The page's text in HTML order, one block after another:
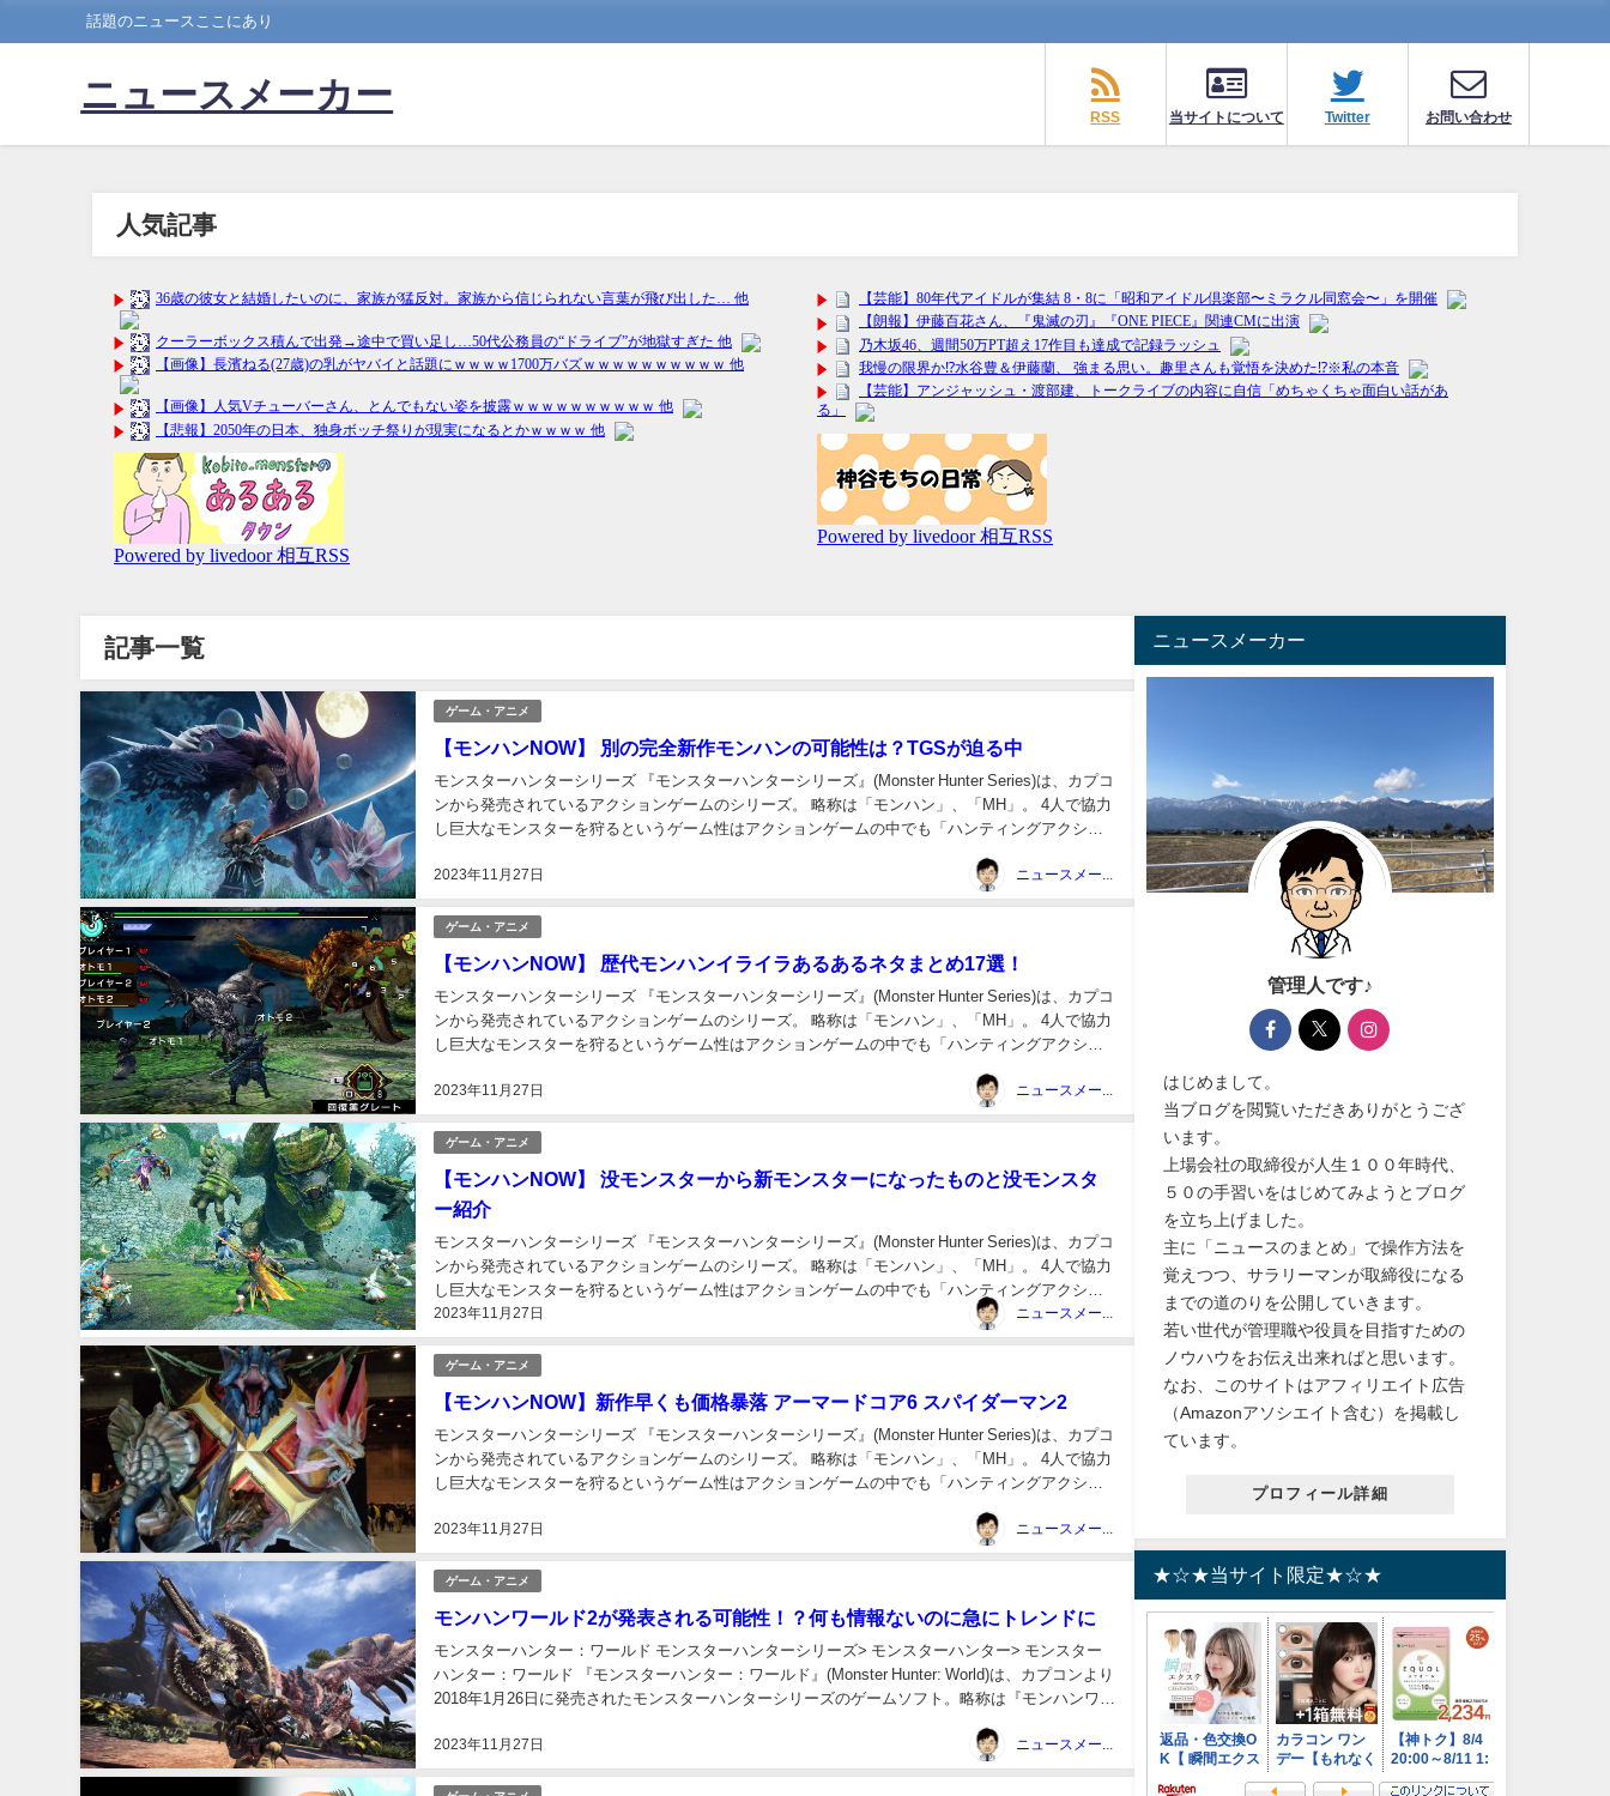
話題のニュースここにあり
ニュースメーカー
RSS 当サイトについて Twitter お問い合わせ
人気記事
記事一覧
ゲーム・アニメ
【モンハンNOW】 別の完全新作モンハンの可能性は？TGSが迫る中
2023年11月27日
モンスターハンターシリーズ 『モンスターハンターシリーズ』(Monster Hunter Series)は、カプコ
ンから発売されているアクションゲームのシリーズ。 略称は「モンハン」、「MH」。 4人で協力
し巨大なモンスターを狩るというゲーム性はアクションゲームの中でも「ハンティングアクショ
ゲーム・アニメ
【モンハンNOW】 歴代モンハンイライラあるあるネタまとめ17選！
2023年11月27日
モンスターハンターシリーズ 『モンスターハンターシリーズ』(Monster Hunter Series)は、カプコ
ンから発売されているアクションゲームのシリーズ。 略称は「モンハン」、「MH」。 4人で協力
し巨大なモンスターを狩るというゲーム性はアクションゲームの中でも「ハンティングアクショ
ゲーム・アニメ
【モンハンNOW】 没モンスターから新モンスターになったものと没モンスタ
ー紹介
2023年11月27日
モンスターハンターシリーズ 『モンスターハンターシリーズ』(Monster Hunter Series)は、カプコ
ンから発売されているアクションゲームのシリーズ。 略称は「モンハン」、「MH」。 4人で協力
し巨大なモンスターを狩るというゲーム性はアクションゲームの中でも「ハンティングアクショ
ン」「狩りゲー」と言われるゲ...
ゲーム・アニメ
【モンハンNOW】新作早くも価格暴落 アーマードコア6 スパイダーマン2
2023年11月27日
モンスターハンターシリーズ 『モンスターハンターシリーズ』(Monster Hunter Series)は、カプコ
ンから発売されているアクションゲームのシリーズ。 略称は「モンハン」、「MH」。 4人で協力
し巨大なモンスターを狩るというゲーム性はアクションゲームの中でも「ハンティングアクショ
ゲーム・アニメ
モンハンワールド2が発表される可能性！？何も情報ないのに急にトレンドに
2023年11月27日
モンスターハンター：ワールド モンスターハンターシリーズ> モンスターハンター> モンスター
ハンター：ワールド 『モンスターハンター：ワールド』(Monster Hunter: World)は、カプコンより
2018年1月26日に発売されたモンスターハンターシリーズのゲームソフト。略称は『モンハンワー
ニュースメーカー
管理人です♪
はじめまして。
当ブログを閲覧いただきありがとうござ
います。
上場会社の取締役が人生１００年時代、
５０の手習いをはじめてみようとブログ
を立ち上げました。
主に「ニュースのまとめ」で操作方法を
覚えつつ、サラリーマンが取締役になる
までの道のりを公開していきます。
若い世代が管理職や役員を目指すための
ノウハウをお伝え出来ればと思います。
なお、このサイトはアフィリエイト広告
（Amazonアソシエイト含む）を掲載し
ています。
プロフィール詳細
★☆★当サイト限定★☆★